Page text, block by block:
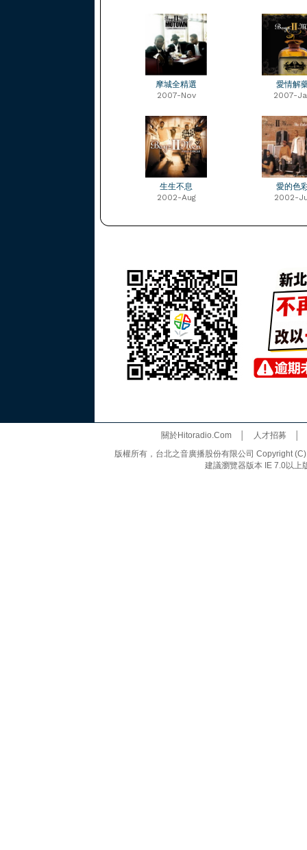
摩城全精選
2007-Nov
愛情解
2007-
生生不息
2002-Aug
愛的色
2002-
關於Hitoradio.Com│ 人才招募
版權所有，台北之音廣播股份有限公司 Copyright
建議瀏覽器版本 IE 7.0以上